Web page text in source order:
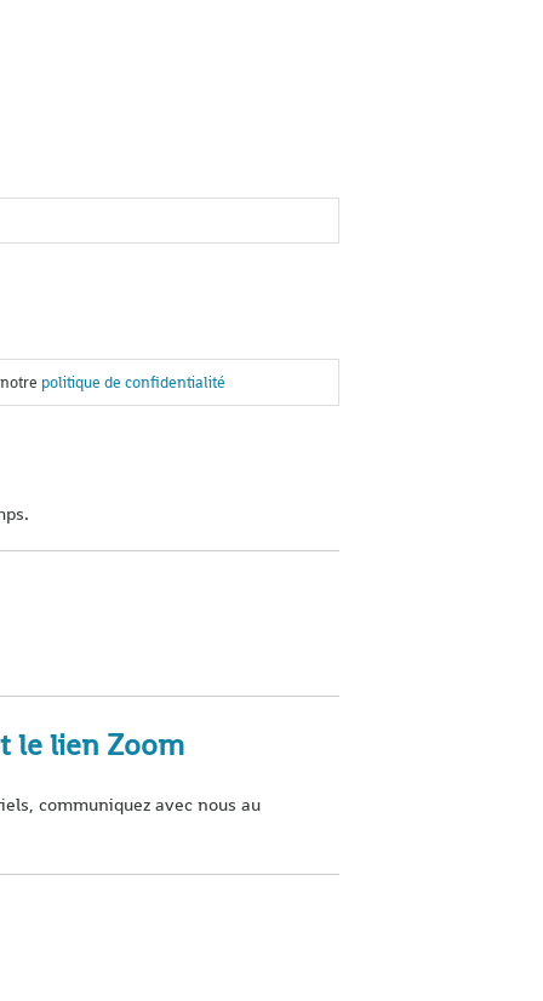
politique de confidentialité
le lien Zoom
communiquez avec nous au